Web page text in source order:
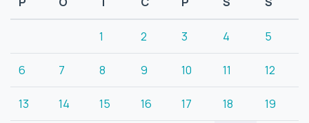
1 2 3 4 5
6 7 8 9 10 11 12
13 14 15 16 17 18 19